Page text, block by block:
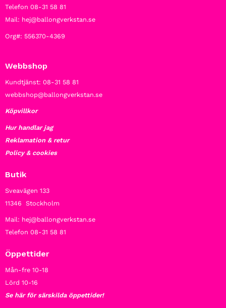
Telefon 08-31 58 81
Mail: hej@ballongverkstan.se
Org#: 556370-4369
Webbshop
Kundtjänst: 08-31 58 81
webbshop@ballongverkstan.se
Köpvillkor
Hur handlar jag
Reklamation & retur
Policy & cookies
Butik
Sveavägen 133
11346 Stockholm
Mail: hej@ballongverkstan.se
Telefon 08-31 58 81
Öppettider
Mån-fre 10-18
Lörd 10-16
Se här för särskilda öppettider!